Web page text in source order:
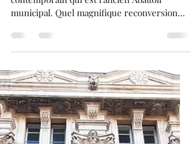
de Toulouse : " Les Abattoirs
" !!! .
contemporain qui est l'ancien Abattoir
municipal. Quel magnifique reconversion
d'avoir fait de ce site un lieu dédié à l'art, là
où par le passé coulé le sang . Le bâtiment
se caractérise par une architecture tout à
fait remarquable. Les expositions proposées